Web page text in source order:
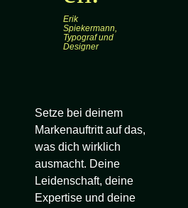
Erik
Spiekermann,
Typograf und
Designer
Setze bei deinem
Markenauftritt auf das,
was dich wirklich
ausmacht. Deine
Leidenschaft, deine
Expertise und deine